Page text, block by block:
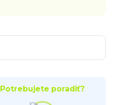
Potrebujete poradiť?